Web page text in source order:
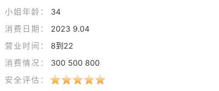
小姐年龄：
34
消费日期：
2023 9.04
营业时间：
8到22
消费情况：
300 500 800
安全评估：